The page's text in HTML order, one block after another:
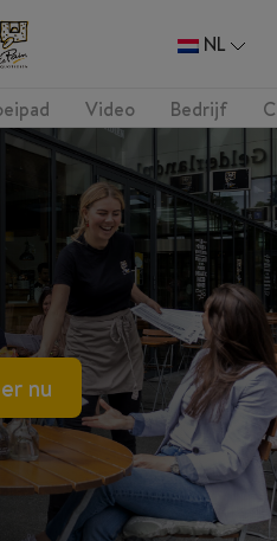
NL
Video Bedrijf
nu